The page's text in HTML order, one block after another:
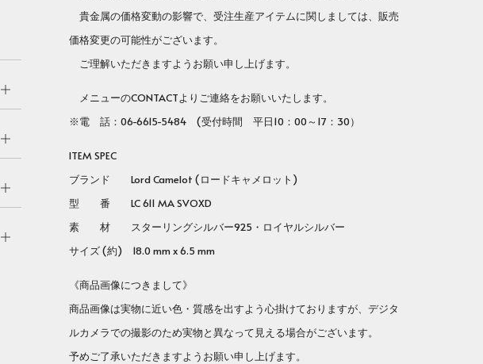
貴金属の価格変動の影響で、受注生産アイテムに関しましては、販売
価格変更の可能性がございます。
ご理解いただきますようお願い申し上げます。
メニューのCONTACTよりご連絡をお願いいたします。
※電 話：06-6615-5484 (受付時間 平日10：00～17：30）
ITEM SPEC
ブランド Lord Camelot (ロードキャメロット)
型 番 LC 611 MA SVOXD
素 材 スターリングシルバー925・ロイヤルシルバー
サイズ (約) 18.0 mm x 6.5 mm
《商品画像につきまして》
商品画像は実物に近い色・質感を出すよう心掛けておりますが、デジタ
ルカメラでの撮影のため実物と異なって見える場合がございます。
予めご了承いただきますようお願い申し上げます。
Open
tab
Open
tab
Open
tab
Open